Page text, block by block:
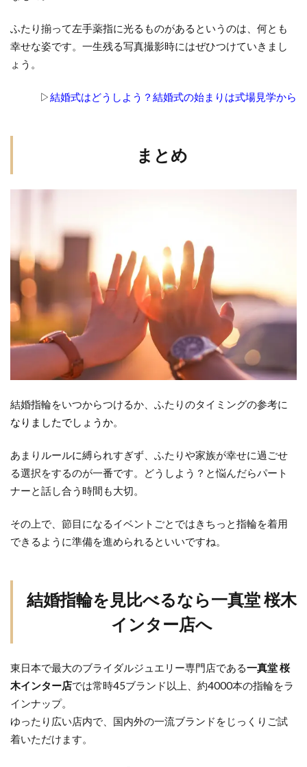
ふたり揃って左手薬指に光るものがあるというのは、何とも
幸せな姿です。一生残る写真撮影時にはぜひつけていきまし
ょう。
▷結婚式はどうしよう？結婚式の始まりは式場見学から
まとめ
結婚指輪をいつからつけるか、ふたりのタイミングの参考に
なりましたでしょうか。
あまりルールに縛られすぎず、ふたりや家族が幸せに過ごせ
る選択をするのが一番です。どうしよう？と悩んだらパート
ナーと話し合う時間も大切。
その上で、節目になるイベントごとではきちっと指輪を着用
できるように準備を進められるといいですね。
結婚指輪を見比べるなら一真堂 桜木
インター店へ
東日本で最大のブライダルジュエリー専門店である一真堂 桜
木インター店では常時45ブランド以上、約4000本の指輪をラ
インナップ。
ゆったり広い店内で、国内外の一流ブランドをじっくりご試
着いただけます。